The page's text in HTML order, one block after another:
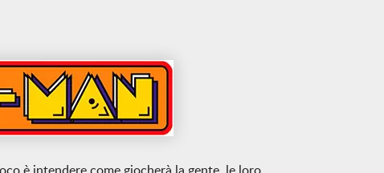
è intendere come giocherà la gente, le loro